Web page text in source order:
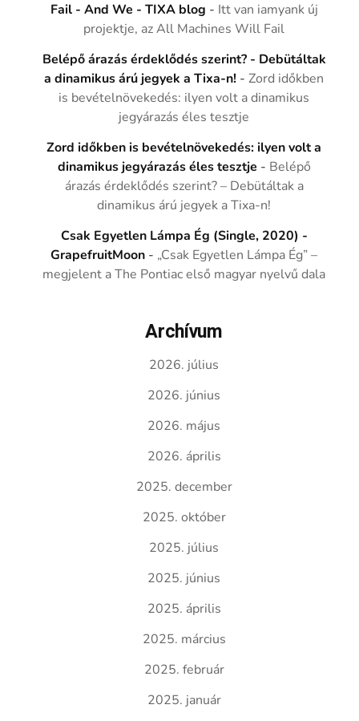
Fail - And We - TIXA blog - Itt van iamyank új
projektje, az All Machines Will Fail
Belépő árazás érdeklődés szerint? - Debütáltak
a dinamikus árú jegyek a Tixa-n! -Zord időkben
is bevételnövekedés: ilyen volt a dinamikus
jegyárazás éles tesztje
Zord időkben is bevételnövekedés: ilyen volt a
dinamikus jegyárazás éles tesztje - Belépő
árazás érdeklődés szerint? – Debütáltak a
dinamikus árú jegyek a Tixa-n!
Csak Egyetlen Lámpa Ég (Single, 2020) -
GrapefruitMoon - „Csak Egyetlen Lámpa Ég” –
megjelent a The Pontiac első magyar nyelvű dala
Archívum
2026. július
2026. június
2026. május
2026. április
2025. december
2025. október
2025. július
2025. június
2025. április
2025. március
2025. február
2025. január